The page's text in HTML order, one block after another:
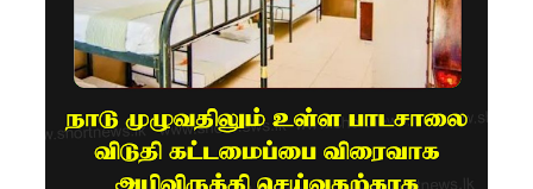
திரும்புவத
ற்கு ஷேக்
ஹசீனா